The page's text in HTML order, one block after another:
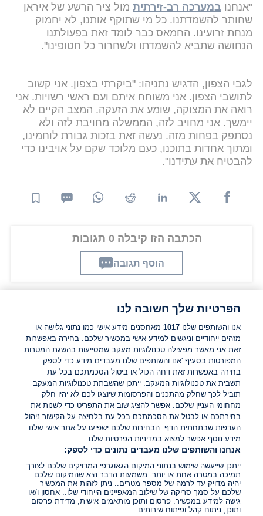
"אנחנו במערכה רב-זירתית מול ציר הרשע של איראן
שחותר להשמדתנו. כל מי שתוקף אותנו, לא יחמוק
מנחת זרועינו. החמאס כבר לומד זאת בפעולתנו
הנחושה שתביא להשמדתו ולשחרור כל חטופינו".
לגבי הצפון, הדגיש נתניהו: "ביקרתי בצפון. אני קשוב
לתושבי הצפון. אני משוחח איתם ועם ראשי רשויות. אני
רואה את המצוקה, שומע את הזעקה. המצב הקיים לא
יימשך. אני מחויב לזה, הממשלה מחויבת לזה ולא
נסתפק בפחות מזה. נעשה זאת בזכות גבורת לוחמינו,
ומתוך אחדות בתוכנו, כעם מלוכד שקם על אויבינו כדי
להבטיח את עתידנו".
הכתבה הזו קיבלה 0 תגובות
הוסף תגובה
תגובות
אין עדיין תגובות. היה הראשון להגיב
הוסף תגובה
הפרטיות שלך חשובה לנו
אנו והשותפים שלנו1017 מאחסנים מידע אישי כמו נתוני גלישה או
מזהים ייחודיים וניגשים למידע אישי במכשיר שלכם. בחירה באפשרות
זאת אני מאשר מפעילה טכנולוגיות מעקב שמסייעות בהשגת המטרות
המפורטות בסעיף 'אנו והשותפים שלנו מעבדים מידע כדי לספק.
בחירה באפשרות זאת דחה הכול או ביטול הסכמתכם בכל עת
תשבית את טכנולוגיות המעקב. ייתכן שהשבתת טכנולוגיות המעקב
תוביל לכך שחלק מהתכנים והפרסומות שיוצגו לכם לא יהיו חלק
מחחומי העניין שלכם. אפשר להציג שוב את התפריט כדי לשנות את
בחירתכם או לבטל את הסכמתכם בכל עת בלחיצה על הקישור ניהול
העדפות שבתחתית הדף. הבחירות שלכם ישפיעו על אתר אישי שלנו.
מידע נוסף אפשר למצוא במדיניות הפרטיות שלנו.
אנחנו והשותפים שלנו מעבדים נתונים כדי לספק:
ייתכן שייעשה שימוש בנתוני המיקום הגאוגרפי המדויקים שלכם לצורך
תמיכה במטרה אחת או יותר. משמעות הדבר היא שהמיקום שלכם
יהיה מדויק עד לרמה של מספר מטרים.. ניתן לזהות את המכשיר
שלכם על סמך סריקה של שילוב המאפיינים הייחודי שלו.. אחסון ו/או
גישה למידע במכשיר. פרסום ותוכן מותאמים אישית, מדידת פרסום
ותוכן, ניתוח קהל ופיתוח שירותים .